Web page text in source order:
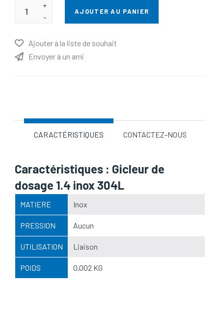
+
-
AJOUTER AU PANIER
Ajouter à la liste de souhait
Envoyer à un ami
CARACTÉRISTIQUES CONTACTEZ-NOUS
Caractéristiques : Gicleur de
dosage 1.4 inox 304L
MATIERE Inox
PRESSION Aucun
UTILISATION Liaison
POIDS 0,002 KG